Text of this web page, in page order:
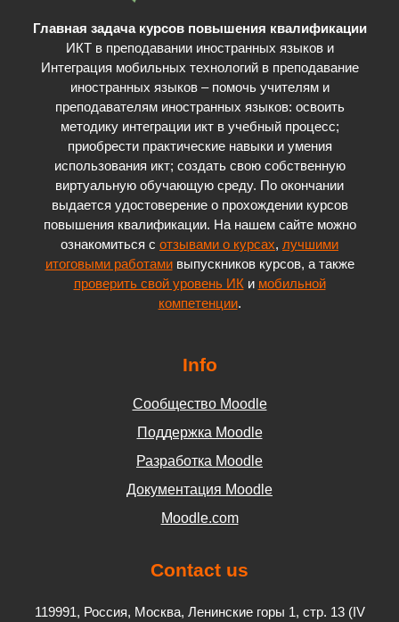
Главная задача курсов повышения квалификации
ИКТ в преподавании иностранных языков и
Интеграция мобильных технологий в преподавание
иностранных языков – помочь учителям и
преподавателям иностранных языков: освоить
методику интеграции икт в учебный процесс;
приобрести практические навыки и умения
использования икт; cоздать свою собственную
виртуальную обучающую среду. По окончании
выдается удостоверение о прохождении курсов
повышения квалификации. На нашем сайте можно
ознакомиться с отзывами о курсах, лучшими
итоговыми работамивыпускников курсов, а также
проверить свой уровень ИК и мобильной
компетенции.
Info
Сообщество Moodle
Поддержка Moodle
Разработка Moodle
Документация Moodle
Moodle.com
Contact us
119991, Россия, Москва, Ленинские горы 1, стр. 13 (IV